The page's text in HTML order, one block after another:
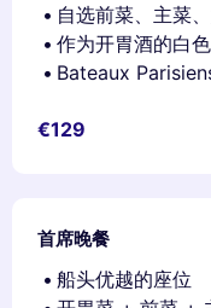
自选前菜、主菜
作为开胃酒的白
Bateaux
€129
首席晚餐
船头优越的座位